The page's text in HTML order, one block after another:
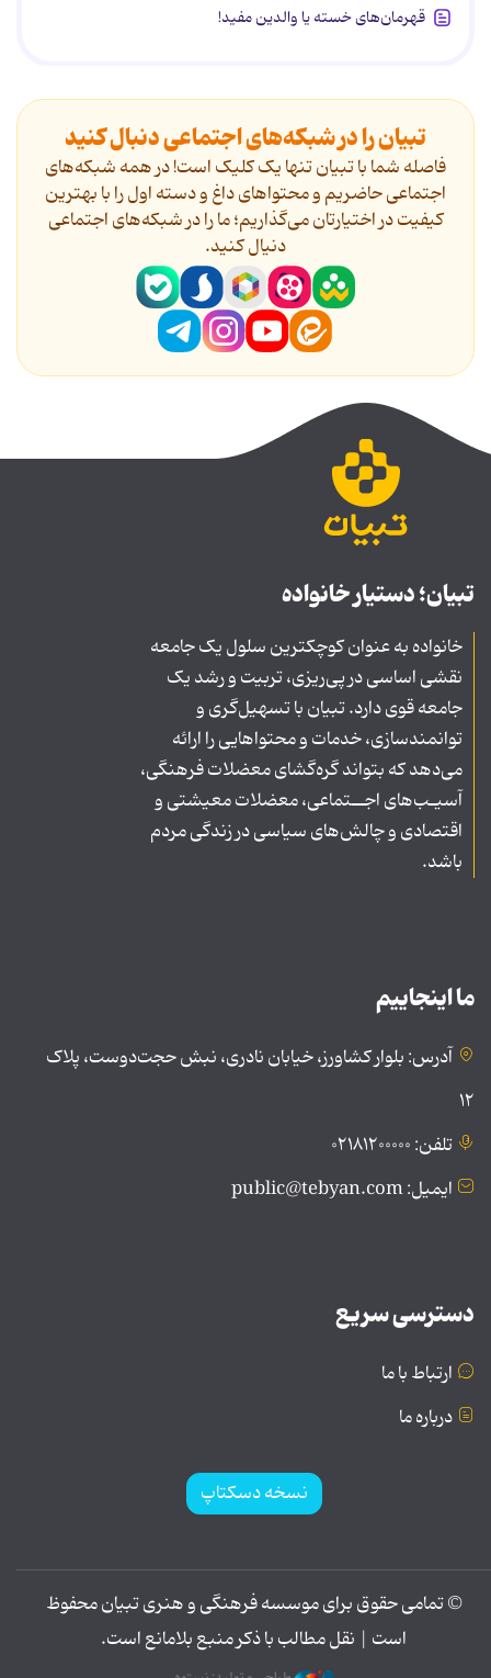
قهرمان‌های خسته یا والدین مفید!
تبیان را در شبکه‌های اجتماعی دنبال کنید
فاصله شما با تبیان تنها یک کلیک است! در همه شبکه‌های
اجتماعی حاضریم و محتواهای داغ و دسته اول را با بهترین
کیفیت در اختیارتان می‌گذاریم؛ ما را در شبکه‌های اجتماعی
دنیال کنید.
تبیان؛ دستیار خانواده
خانواده به عنوان کوچکترین سلول یک جامعه
نقشی اساسی در پی‌ریزی، تربیت و رشد یک
جامعه قوی دارد. تبیان با تسهیل‌گری و
توانمندسازی، خدمات و محتواهایی را ارائه
می‌دهد که بتواند گره‌گشای معضلات فرهنگی،
آسیـب‌های اجــتماعی، معضلات معیشتی و
اقتصادی و چالش‌های سیاسی در زندگی مردم
باشد.
ما اینجاییم
آدرس: بلوار کشاورز، خیابان نادری، نبش حجت‌دوست، پلاک
۱۲
تلفن: ۰۲۱۸۱۲۰۰۰۰۰
ایمیل: public@tebyan.com
دسترسی سریع
ارتباط با ما
درباره ما
نسخه دسکتاپ
© تمامی حقوق برای موسسه فرهنگی و هنری تبیان محفوظ
است | نقل مطالب با ذکر منبع بلامانع است.